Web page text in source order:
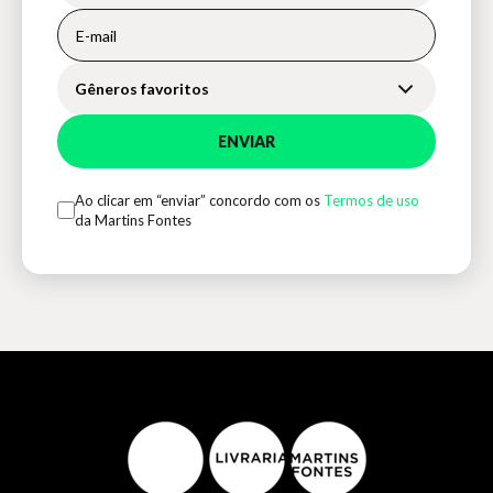
Gêneros favoritos
ENVIAR
Ao clicar em “enviar” concordo com os Termos de uso
da Martins Fontes